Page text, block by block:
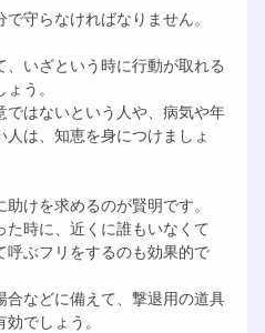
守らなければなりません。
いざという時に行動が取れる
う。
はないという人や、病気や年
は、知恵を身につけましょ
けを求めるのが賢明です。
時に、近くに誰もいなくて
呼ぶフリをするのも効果的で
などに備えて、撃退用の道具
でしょう。